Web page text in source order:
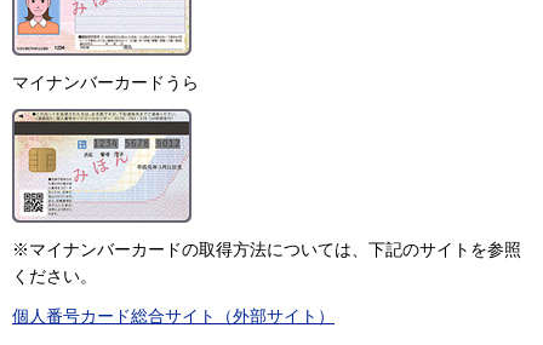
マイナンバーカードうら
※マイナンバーカードの取得方法については、下記のサイトを参照
ください。
個人番号カード総合サイト（外部サイト）